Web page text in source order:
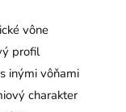
vône
profil
inými vôňami
charakter